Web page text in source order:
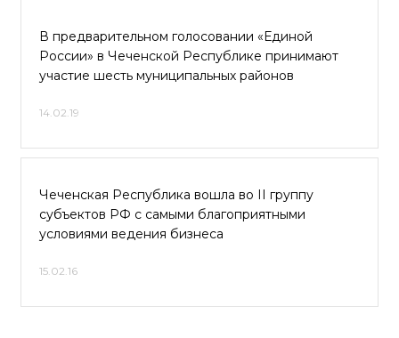
В предварительном голосовании «Единой
России» в Чеченской Республике принимают
участие шесть муниципальных районов
14.02.19
Чеченская Республика вошла во II группу
субъектов РФ с самыми благоприятными
условиями ведения бизнеса
15.02.16